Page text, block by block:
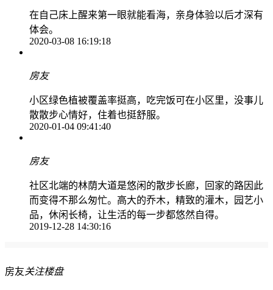
在自己床上醒来第一眼就能看海，亲身体验以后才深有
体会。
2020-03-08 16:19:18
房友
小区绿色植被覆盖率挺高，吃完饭可在小区里，没事儿
散散步心情好，住着也挺舒服。
2020-01-04 09:41:40
房友
社区北端的林荫大道是悠闲的散步长廊，回家的路因此
而变得不那么匆忙。高大的乔木，精致的灌木，园艺小
品，休闲长椅，让生活的每一步都悠然自得。
2019-12-28 14:30:16
房友关注楼盘